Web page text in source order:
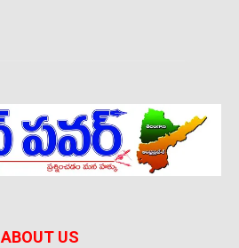
ABOUT US